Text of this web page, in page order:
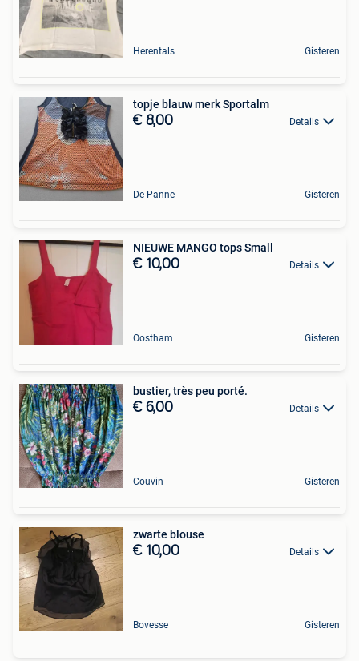
Herentals Gisteren
topje blauw merk Sportalm
€ 8,00 Details
De Panne Gisteren
NIEUWE MANGO tops Small
€ 10,00 Details
Oostham Gisteren
bustier, très peu porté.
€ 6,00 Details
Couvin Gisteren
zwarte blouse
€ 10,00 Details
Bovesse Gisteren